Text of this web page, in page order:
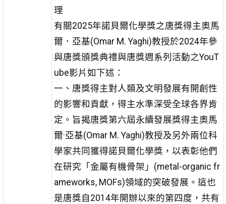
理
有關2025年諾貝爾化學獎之唐獎得主奧馬
爾．亞基(Omar M. Yaghi)教授於2024年參
與唐獎頒獎典禮與唐獎週系列活動之YouT
ube影片如下述：
一、唐獎得主對人類及文明發展有開創性
的影響和貢獻，得主水準深受全球各界肯
定。旨揭唐獎第六屆永續發展獎得主奧馬
爾·亞基(Omar M. Yaghi)教授及另外兩位科
學家共同獲得諾貝爾化學獎，以表彰他們
在研究「金屬有機骨架」(metal-organic fr
ameworks, MOFs)領域的突破發展。這也
是唐獎自2014年開辦以來的第四度，共有